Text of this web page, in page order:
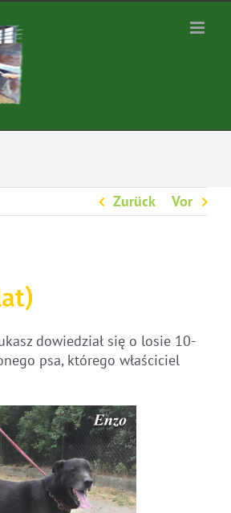
Zurück Vor
dowiedział się o losie 10-
psa, którego właściciel